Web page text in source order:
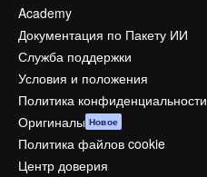
Academy
Документация по Пакету ИИ
Служба поддержки
Условия и положения
Политика конфиденциальности
Оригиналы Новое
Политика файлов cookie
Центр доверия